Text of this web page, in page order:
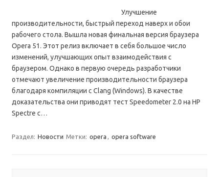
Улучшение
производительности, быстрый переход наверх и обои
рабочего стола. Вышла новая финальная версия браузера
Opera 51. Этот релиз включает в себя большое число
изменений, улучшающих опыт взаимодействия с
браузером. Однако в первую очередь разработчики
отмечают увеличение производительности браузера
благодаря компиляции с Clang (Windows). В качестве
доказательства они приводят тест Speedometer 2.0 на HP
Spectre с…
Раздел: Новости Метки: opera , opera software